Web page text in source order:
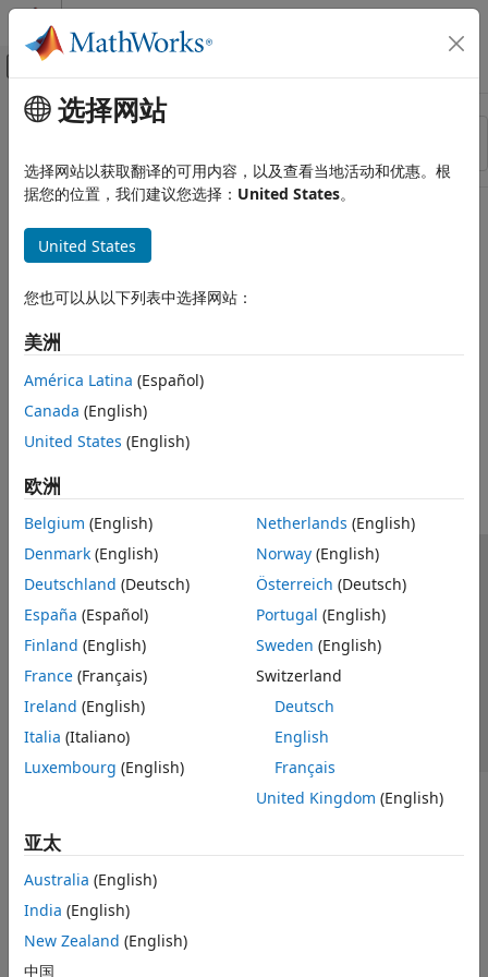
跳到内容
画布外导航菜单切换
资源
状态
主要内容
选择网站
选择网站以获取翻译的可用内容，以及查看当地活动和优惠。根
据您的位置，我们建议您选择： United States。
United States
您也可以从以下列表中选择网站：
美洲
América Latina (Español)
Canada (English)
United States (English)
欧洲
Belgium (English)
Denmark (English)
Deutschland (Deutsch)
España (Español)
Finland (English)
France (Français)
Ireland (English)
Italia (Italiano)
Luxembourg (English)
Netherlands (English)
Norway(English)
Österreich (Deutsch)
Portugal (English)
Sweden (English)
Switzerland
Deutsch
English
Français
United Kingdom (English)
亚太
Australia (English)
India (English)
New Zealand (English)
中国
信任中心 商标 隐私政策 防盗版
应用程序状态
联系我们
© 1994-2026 The MathWorks, Inc.